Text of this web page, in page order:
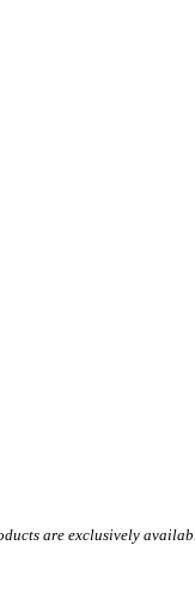
are exclusively